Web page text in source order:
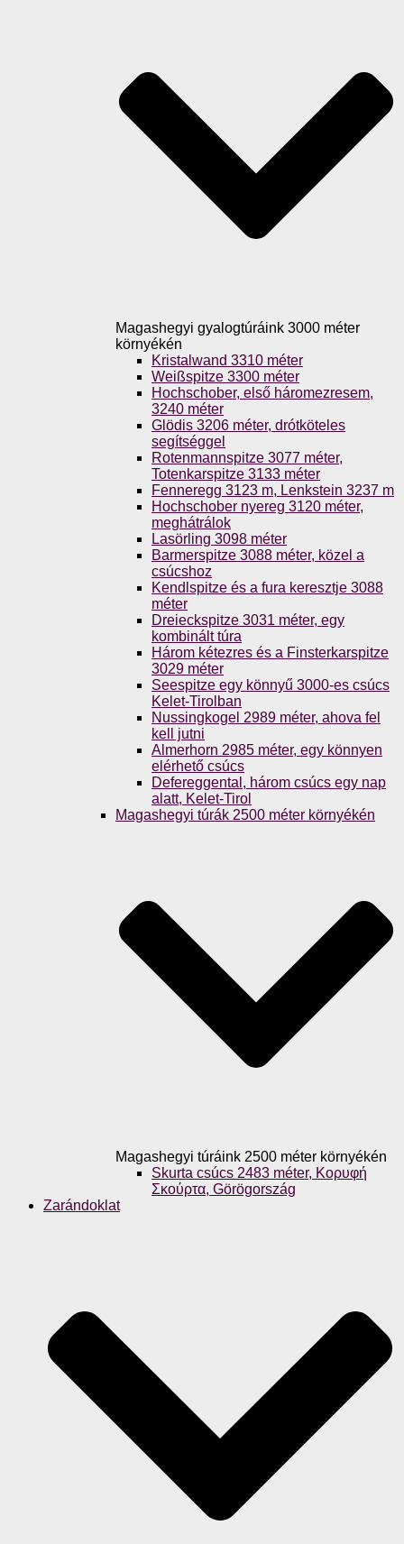
Magashegyi gyalogtúráink 3000 méter
környékén
Kristalwand 3310 méter
Weißspitze 3300 méter
Hochschober, első háromezresem,
3240 méter
Glödis 3206 méter, drótköteles
segítséggel
Rotenmannspitze 3077 méter,
Totenkarspitze 3133 méter
Fenneregg 3123 m, Lenkstein 3237 m
Hochschober nyereg 3120 méter,
meghátrálok
Lasörling 3098 méter
Barmerspitze 3088 méter, közel a
csúcshoz
Kendlspitze és a fura keresztje 3088
méter
Dreieckspitze 3031 méter, egy
kombinált túra
Három kétezres és a Finsterkarspitze
3029 méter
Seespitze egy könnyű 3000-es csúcs
Kelet-Tirolban
Nussingkogel 2989 méter, ahova fel
kell jutni
Almerhorn 2985 méter, egy könnyen
elérhető csúcs
Defereggental, három csúcs egy nap
alatt, Kelet-Tirol
Magashegyi túrák 2500 méter környékén
Magashegyi túráink 2500 méter környékén
Skurta csúcs 2483 méter, Κορυφή
Σκούρτα, Görögország
Zarándoklat